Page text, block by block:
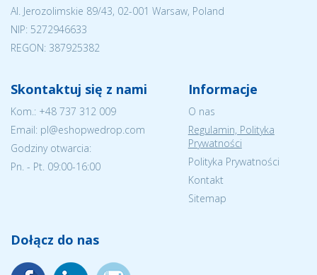
Al. Jerozolimskie 89/43, 02-001 Warsaw, Poland
NIP: 5272946633
REGON: 387925382
Skontaktuj się z nami
Kom.: +48 737 312 009
Email: pl@eshopwedrop.com
Godziny otwarcia:
Pn. - Pt. 09:00-16:00
Informacje
O nas
Regulamin, Polityka
Prywatności
Polityka Prywatności
Kontakt
Sitemap
Dołącz do nas